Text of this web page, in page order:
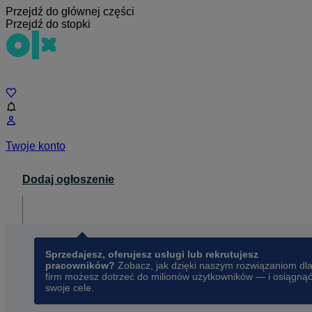
Przejdź do głównej części
Przejdź do stopki
Twoje konto
Dodaj ogłoszenie
Sprzedajesz, oferujesz usługi lub rekrutujesz
pracowników? Zobacz, jak dzięki naszym rozwiązaniom dla
firm możesz dotrzeć do milionów użytkowników — i osiągnąć
swoje cele.